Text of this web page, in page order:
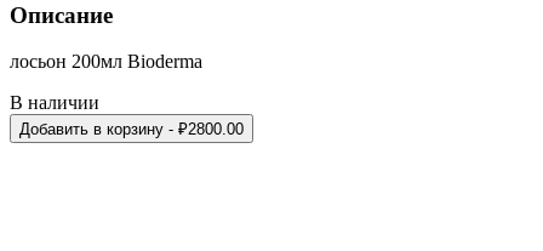
Описание
лосьон 200мл Bioderma
В наличии
Добавить в корзину - ₽2800.00